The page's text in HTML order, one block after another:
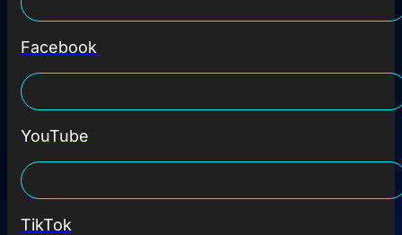
Facebook
YouTube
TikTok